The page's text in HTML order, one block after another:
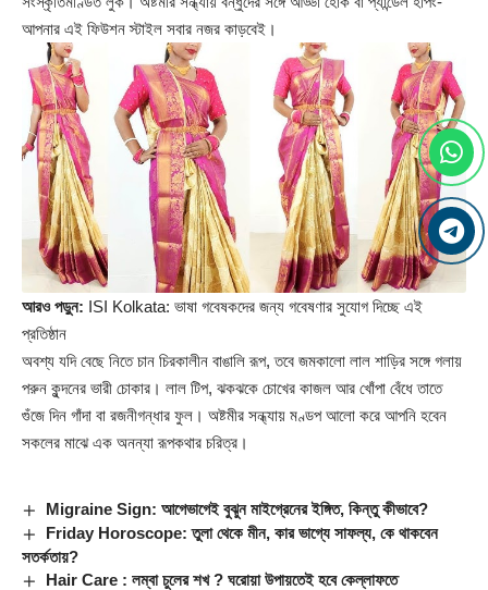
আপনার এই ফিউশন স্টাইল সবার নজর কাড়বেই।
আরও পড়ুন: ISI Kolkata: ভাষা গবেষকদের জন্য গবেষণার সুযোগ দিচ্ছে এই
প্রতিষ্ঠান
অবশ্য যদি বেছে নিতে চান চিরকালীন বাঙালি রূপ, তবে জমকালো লাল শাড়ির সঙ্গে গলায়
পরুন কুন্দনের ভারী চোকার। লাল টিপ, ঝকঝকে চোখের কাজল আর খোঁপা বেঁধে তাতে
গুঁজে দিন গাঁদা বা রজনীগন্ধার ফুল। অষ্টমীর সন্ধ্যায় মণ্ডপ আলো করে আপনি হবেন
সকলের মাঝে এক অনন্যা রূপকথার চরিত্র।
Migraine Sign: আগেভাগেই বুঝুন মাইগ্রেনের ইঙ্গিত, কিন্তু কীভাবে?
Friday Horoscope: তুলা থেকে মীন, কার ভাগ্যে সাফল্য, কে থাকবেন
সতর্কতায়?
Hair Care : লম্বা চুলের শখ ? ঘরোয়া উপায়তেই হবে কেল্লাফতে